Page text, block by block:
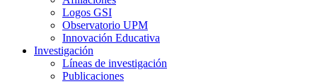
Logos GSI
Observatorio UPM
Innovación Educativa
Investigación
Líneas de investigación
Publicaciones